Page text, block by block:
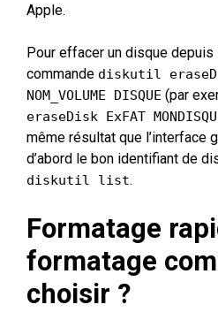
Apple.
Pour effacer un disque depuis
commande diskutil
NOM_VOLUME DISQUE (par
eraseDisk ExFAT
même résultat que l’interface
d’abord le bon identifiant de
diskutil list.
Formatage
formatage
choisir ?